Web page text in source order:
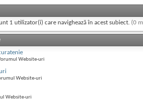
1 utilizator(i) care navighează în acest subiect. (0
Website-uri
Website-uri
Website-uri